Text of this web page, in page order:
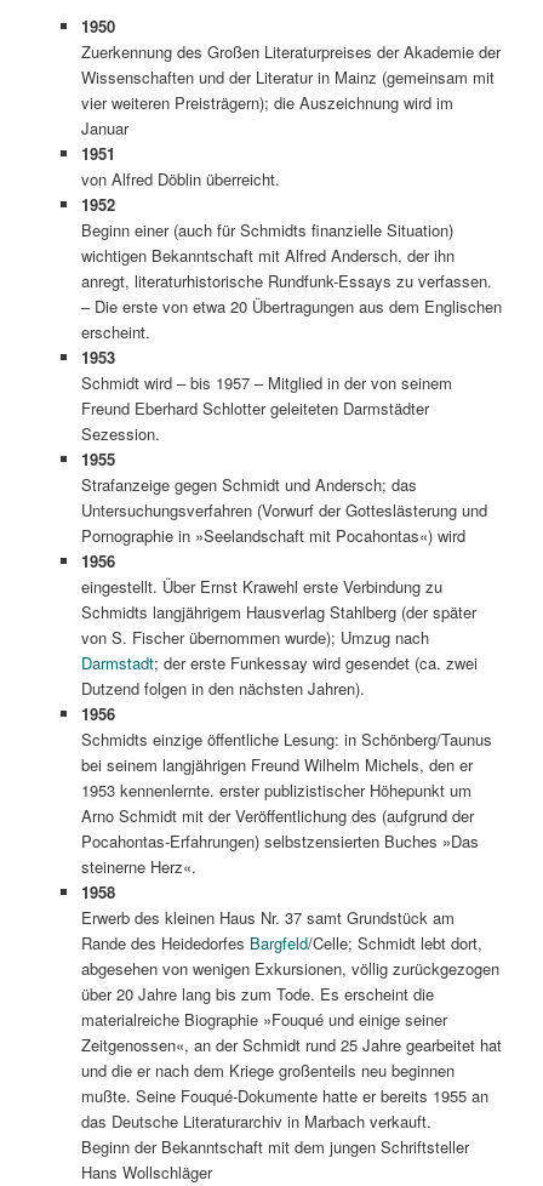
1950
Zuerkennung des Großen Literaturpreises der Akademie der
Wissenschaften und der Literatur in Mainz (gemeinsam mit
vier weiteren Preisträgern); die Auszeichnung wird im
Januar
1951
von Alfred Döblin überreicht.
1952
Beginn einer (auch für Schmidts finanzielle Situation)
wichtigen Bekanntschaft mit Alfred Andersch, der ihn
anregt, literaturhistorische Rundfunk-Essays zu verfassen.
– Die erste von etwa 20 Übertragungen aus dem Englischen
erscheint.
1953
Schmidt wird – bis 1957 – Mitglied in der von seinem
Freund Eberhard Schlotter geleiteten Darmstädter
Sezession.
1955
Strafanzeige gegen Schmidt und Andersch; das
Untersuchungsverfahren (Vorwurf der Gotteslästerung und
Pornographie in »Seelandschaft mit Pocahontas«) wird
1956
eingestellt. Über Ernst Krawehl erste Verbindung zu
Schmidts langjährigem Hausverlag Stahlberg (der später
von S. Fischer übernommen wurde); Umzug nach
Darmstadt; der erste Funkessay wird gesendet (ca. zwei
Dutzend folgen in den nächsten Jahren).
1956
Schmidts einzige öffentliche Lesung: in Schönberg/Taunus
bei seinem langjährigen Freund Wilhelm Michels, den er
1953 kennenlernte. erster publizistischer Höhepunkt um
Arno Schmidt mit der Veröffentlichung des (aufgrund der
Pocahontas-Erfahrungen) selbstzensierten Buches »Das
steinerne Herz«.
1958
Erwerb des kleinen Haus Nr. 37 samt Grundstück am
Rande des Heidedorfes Bargfeld/Celle; Schmidt lebt dort,
abgesehen von wenigen Exkursionen, völlig zurückgezogen
über 20 Jahre lang bis zum Tode. Es erscheint die
materialreiche Biographie »Fouqué und einige seiner
Zeitgenossen«, an der Schmidt rund 25 Jahre gearbeitet hat
und die er nach dem Kriege großenteils neu beginnen
mußte. Seine Fouqué-Dokumente hatte er bereits 1955 an
das Deutsche Literaturarchiv in Marbach verkauft.
Beginn der Bekanntschaft mit dem jungen Schriftsteller
Hans Wollschläger